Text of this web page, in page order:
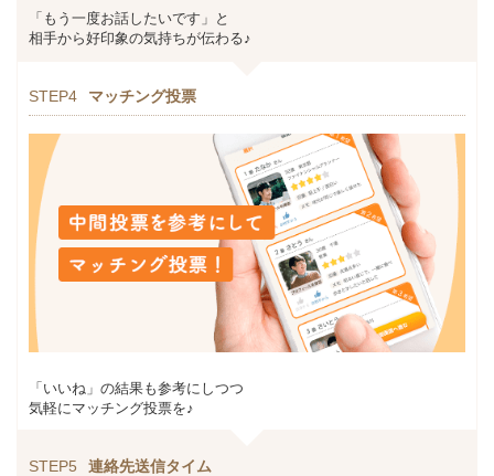
「もう一度お話したいです」と
相手から好印象の気持ちが伝わる♪
STEP4 マッチング投票
「いいね」の結果も参考にしつつ
気軽にマッチング投票を♪
STEP5 連絡先送信タイム